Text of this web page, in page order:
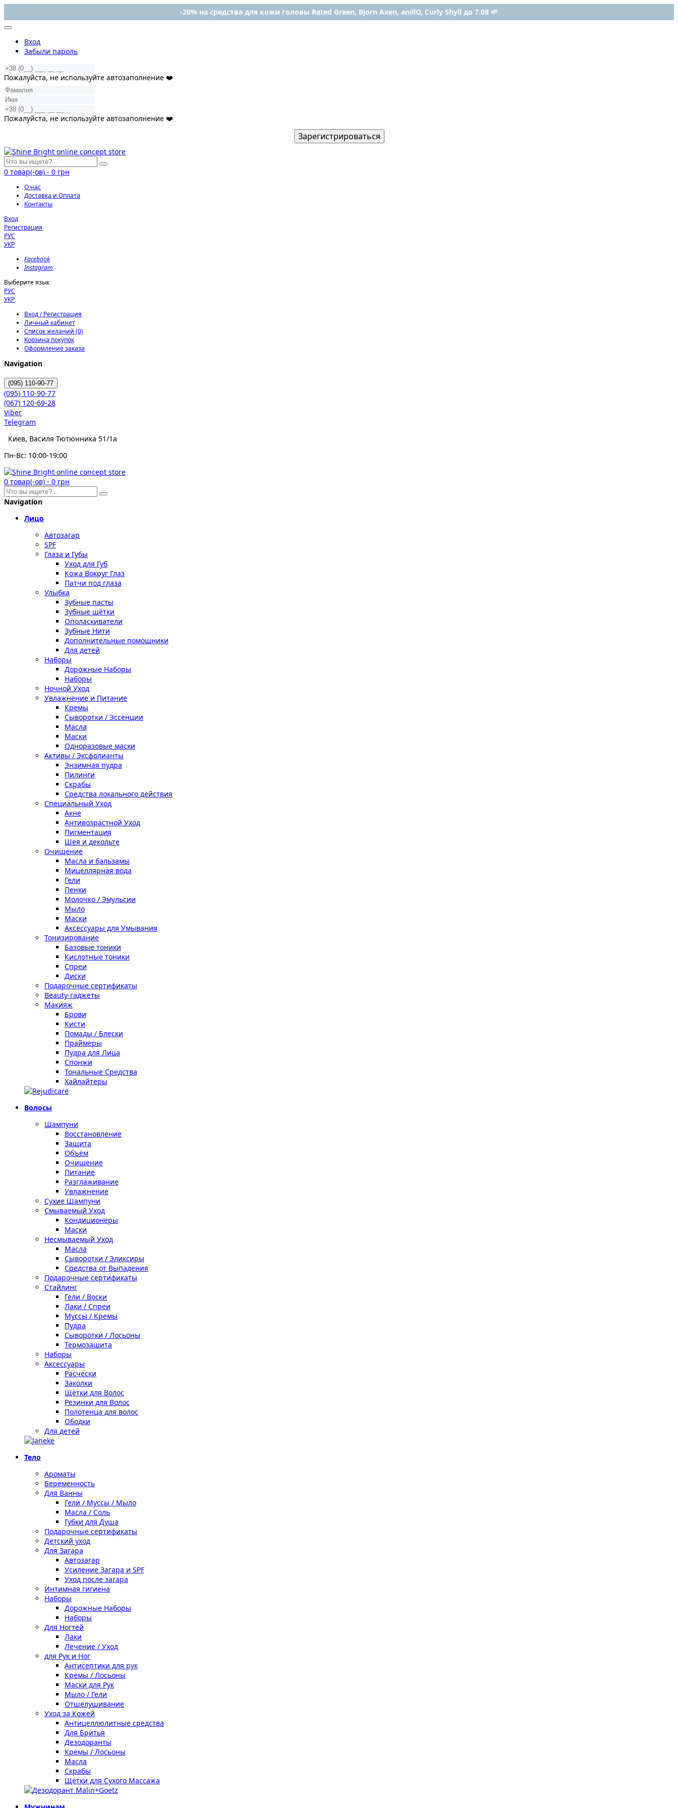
-20% на средства для кожи головы Rated Green, Bjorn Axen, anillO, Curly Shyll до 7.08 🌱
Вход
Забыли пароль
Пожалуйста, не используйте автозаполнение ❤️
Пожалуйста, не используйте автозаполнение ❤️
Зарегистрироваться
0 товар(-ов) - 0 грн
О нас
Доставка и Оплата
Контакты
Вход
Регистрация
РУС
УКР
Facebook
Instagram
Выберите язык
РУС
УКР
Вход / Регистрация
Личный кабинет
Список желаний (0)
Корзина покупок
Оформление заказа
Navigation
(095) 110-90-77
(095) 110-90-77
(067) 120-69-28
Viber
Telegram
Киев, Василя Тютюнника 51/1а
Пн-Вс: 10:00-19:00
0 товар(-ов) - 0 грн
Navigation
Лицо
Автозагар
SPF
Глаза и Губы
Уход для Губ
Кожа Вокруг Глаз
Патчи под глаза
Улыбка
Зубные пасты
Зубные щётки
Ополаскиватели
Зубные Нити
Дополнительные помощники
Для детей
Наборы
Дорожные Наборы
Наборы
Ночной Уход
Увлажнение и Питание
Кремы
Сыворотки / Эссенции
Масла
Маски
Одноразовые маски
Активы / Эксфолианты
Энзимная пудра
Пилинги
Скрабы
Средства локального действия
Специальный Уход
Акне
Антивозрастной Уход
Пигментация
Шея и декольте
Очищение
Масла и бальзамы
Мицеллярная вода
Гели
Пенки
Молочко / Эмульсии
Мыло
Маски
Аксессуары для Умывания
Тонизирование
Базовые тоники
Кислотные тоники
Спреи
Диски
Подарочные сертификаты
Beauty-гаджеты
Макияж
Брови
Кисти
Помады / Блески
Праймеры
Пудра для Лица
Спонжи
Тональные Средства
Хайлайтеры
Волосы
Шампуни
Восстановление
Защита
Объём
Очищение
Питание
Разглаживание
Увлажнение
Сухие Шампуни
Смываемый Уход
Кондиционеры
Маски
Несмываемый Уход
Масла
Сыворотки / Эликсиры
Средства от Выпадения
Подарочные сертификаты
Стайлинг
Гели / Воски
Лаки / Спреи
Муссы / Кремы
Пудра
Сыворотки / Лосьоны
Термозащита
Наборы
Аксессуары
Расчёски
Заколки
Щётки для Волос
Резинки для Волос
Полотенца для волос
Ободки
Для детей
Тело
Ароматы
Беременность
Для Ванны
Гели / Муссы / Мыло
Масла / Соль
Губки для Душа
Подарочные сертификаты
Детский уход
Для Загара
Автозагар
Усиление Загара и SPF
Уход после загара
Интимная гигиена
Наборы
Дорожные Наборы
Наборы
Для Ногтей
Лаки
Лечение / Уход
для Рук и Ног
Антисептики для рук
Кремы / Лосьоны
Маски для Рук
Мыло / Гели
Отшелушивание
Уход за Кожей
Антицеллюлитные средства
Для Бритья
Дезодоранты
Кремы / Лосьоны
Масла
Скрабы
Щётки для Сухого Массажа